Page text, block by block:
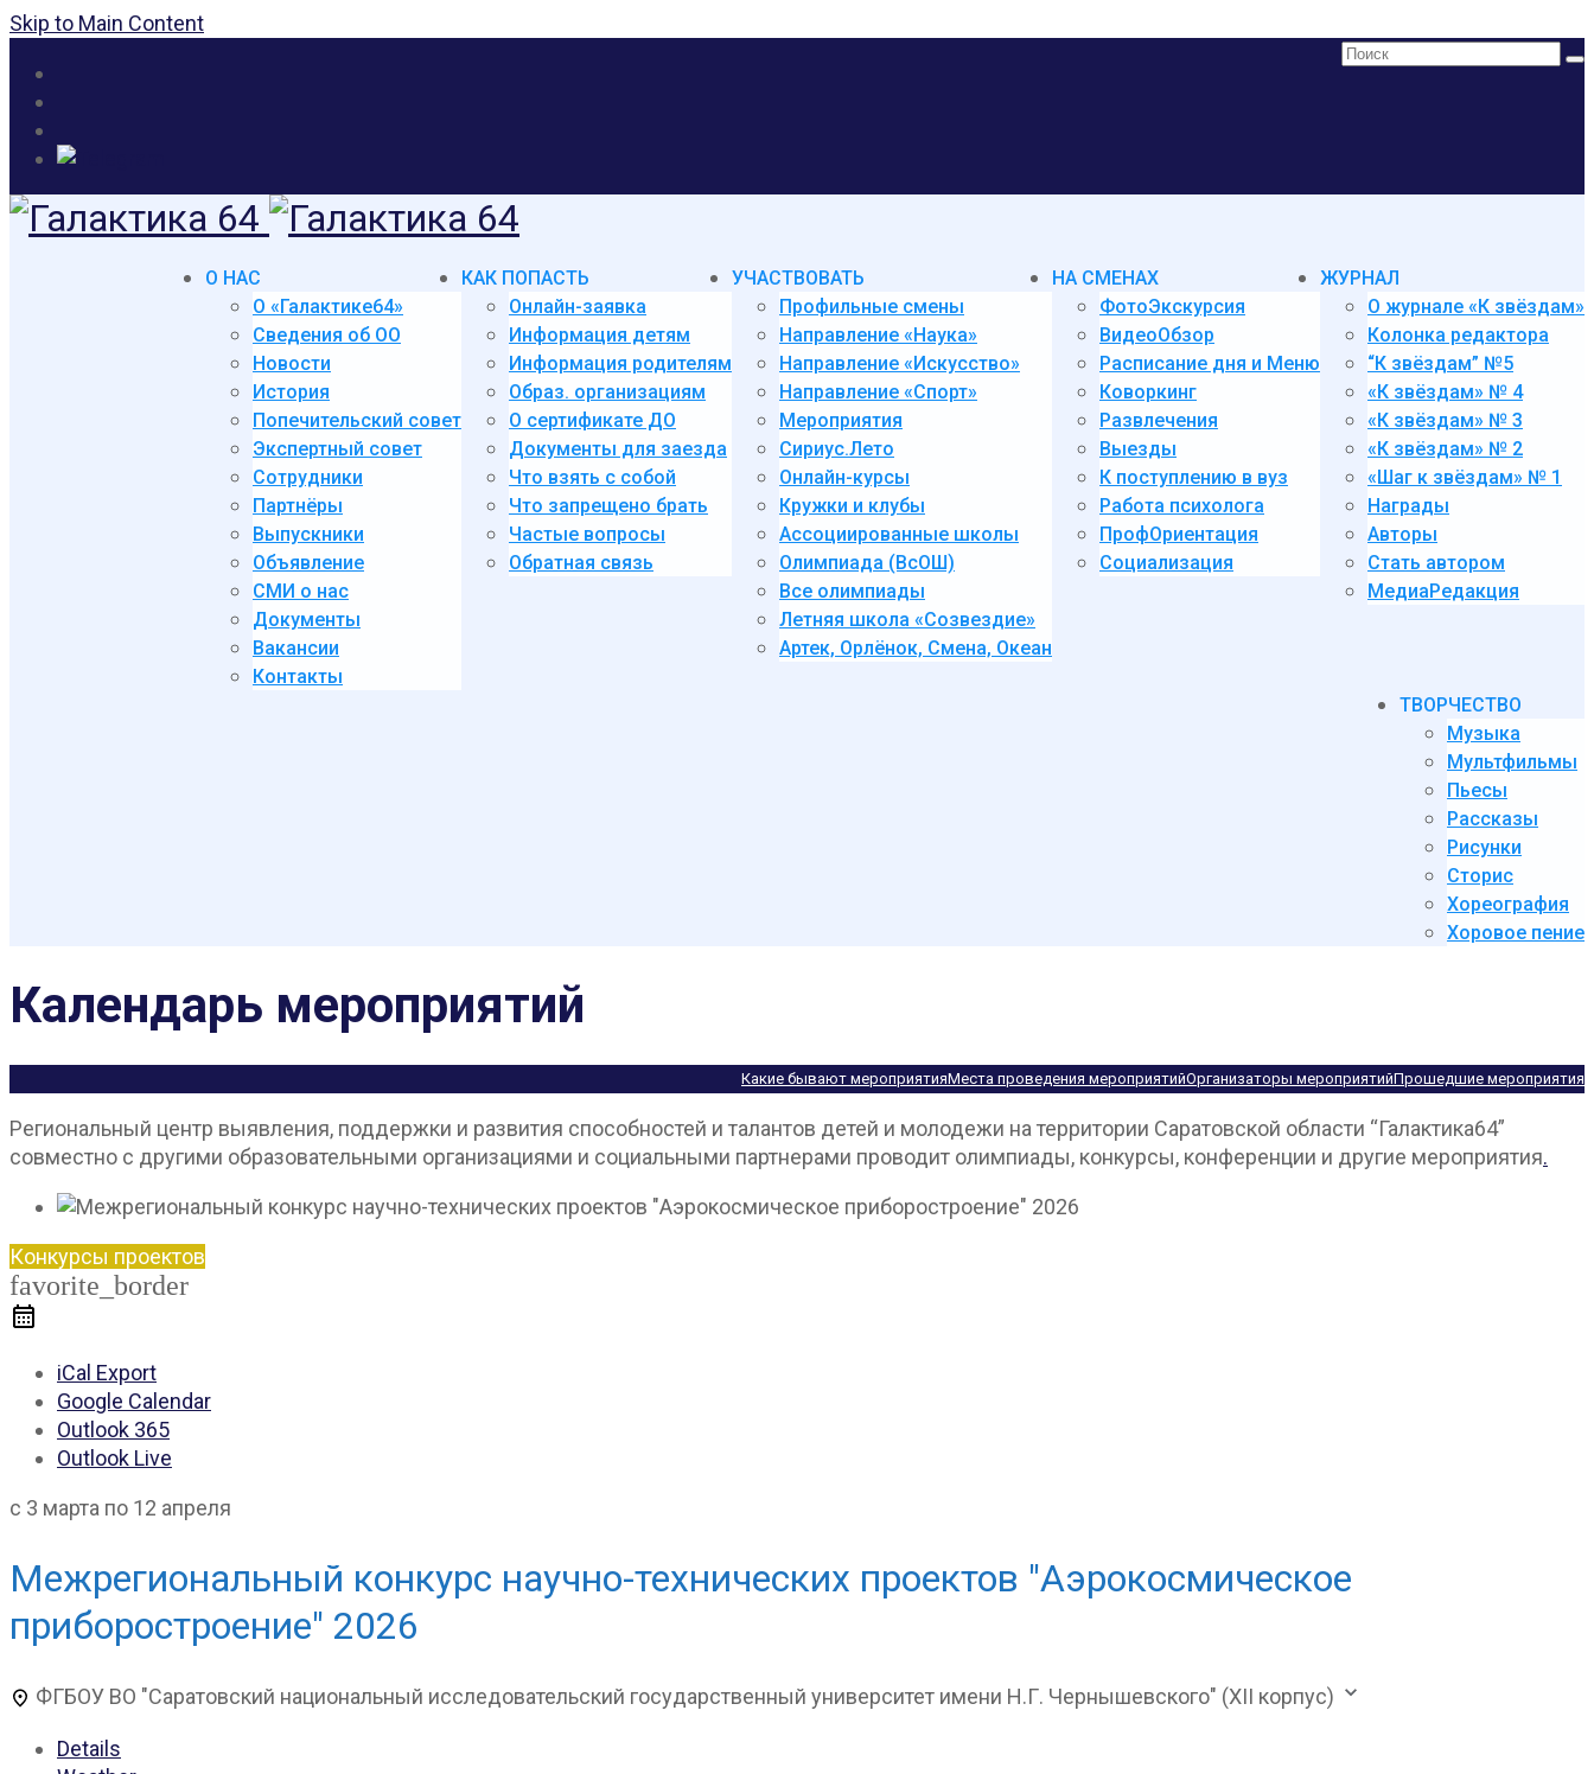
Skip to Main Content
Поиск:
О НАС
О «Галактике64»
Сведения об ОО
Новости
История
Попечительский совет
Экспертный совет
Сотрудники
Партнёры
Выпускники
Объявление
СМИ о нас
Документы
Вакансии
Контакты
КАК ПОПАСТЬ
Онлайн-заявка
Информация детям
Информация родителям
Образ. организациям
О сертификате ДО
Документы для заезда
Что взять с собой
Что запрещено брать
Частые вопросы
Обратная связь
УЧАСТВОВАТЬ
Профильные смены
Направление «Наука»
Направление «Искусство»
Направление «Спорт»
Мероприятия
Сириус.Лето
Онлайн-курсы
Кружки и клубы
Ассоциированные школы
Олимпиада (ВсОШ)
Все олимпиады
Летняя школа «Созвездие»
Артек, Орлёнок, Смена, Океан
НА СМЕНАХ
ФотоЭкскурсия
ВидеоОбзор
Расписание дня и Меню
Коворкинг
Развлечения
Выезды
К поступлению в вуз
Работа психолога
ПрофОриентация
Социализация
ЖУРНАЛ
О журнале «К звёздам»
Колонка редактора
“К звёздам” №5
«К звёздам» № 4
«К звёздам» № 3
«К звёздам» № 2
«Шаг к звёздам» № 1
Награды
Авторы
Стать автором
МедиаРедакция
ТВОРЧЕСТВО
Музыка
Мультфильмы
Пьесы
Рассказы
Рисунки
Сторис
Хореография
Хоровое пение
Календарь мероприятий
Какие бывают мероприятияМеста проведения мероприятийОрганизаторы мероприятийПрошедшие мероприятия
Региональный центр выявления, поддержки и развития способностей и талантов детей и молодежи на территории Саратовской области “Галактика64”
совместно с другими образовательными организациями и социальными партнерами проводит олимпиады, конкурсы, конференции и другие мероприятия.
Конкурсы проектов
favorite_border
iCal Export
Google Calendar
Outlook 365
Outlook Live
с 3 марта по 12 апреля
Межрегиональный конкурс научно-технических проектов "Аэрокосмическое
приборостроение" 2026
ФГБОУ ВО "Саратовский национальный исследовательский государственный университет имени Н.Г. Чернышевского" (XII корпус)
Details